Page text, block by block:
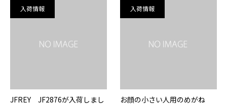
入荷情報
JFREY JF2876が入荷しまし
入荷情報
お顔の小さい人用のめがね